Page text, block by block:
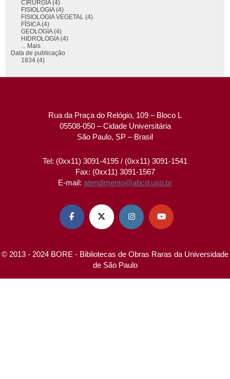
CIRURGIA (4)
FISIOLOGIA (4)
FISIOLOGIA VEGETAL (4)
FÍSICA (4)
GEOLOGIA (4)
HIDROLOGIA (4)
... Mais
Data de publicação
1834 (4)
Rua da Praça do Relógio, 109 – Bloco L
05508-050 – Cidade Universitária
São Paulo, SP – Brasil
Tel: (0xx11) 3091-4195 / (0xx11) 3091-1541
Fax: (0xx11) 3091-1567
E-mail: atendimento@abcd.usp.br
   
© 2013 - 2024 BORE - Bibliotecas de Obras Raras da Universidade
de São Paulo